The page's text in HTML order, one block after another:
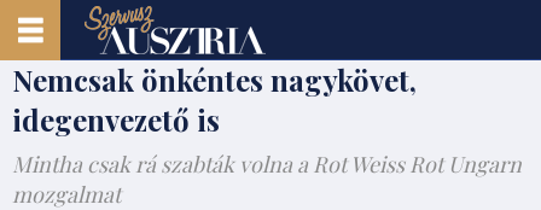
Nemcsak önkéntes nagykövet,
idegenvezető is
Mintha csak rá szabták volna a Rot Weiss Rot Ungarn
mozgalmat